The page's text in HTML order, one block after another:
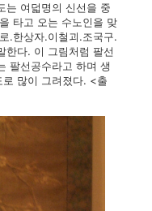
는 여덟명의 신선을 중
타고 오는 수노인을 맞
.한상자.이철괴.조국구.
한다. 이 그림처럼 팔선
팔선공수라고 하며 생
많이 그려졌다. <출